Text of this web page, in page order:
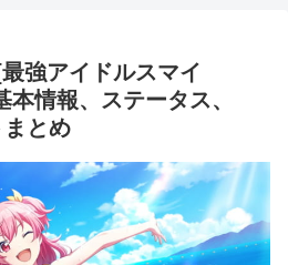
強アイドルスマイ
情報、ステータス、
とめ